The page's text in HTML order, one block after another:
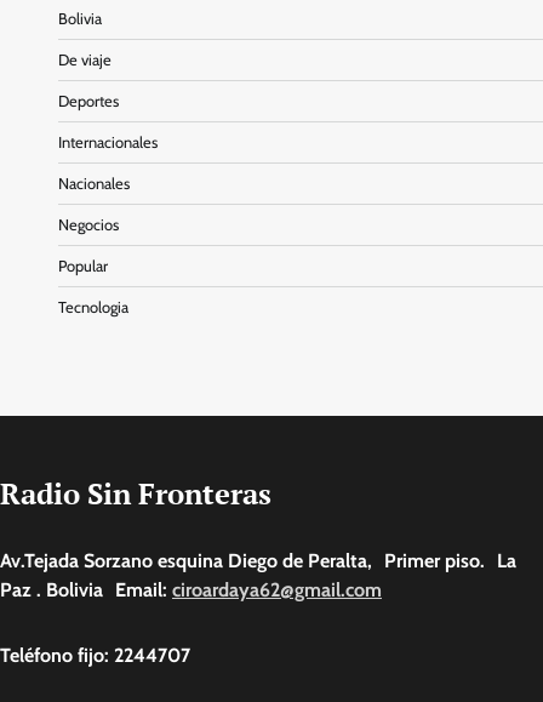
Bolivia
De viaje
Deportes
Internacionales
Nacionales
Negocios
Popular
Tecnologia
Radio Sin Fronteras
Av.Tejada Sorzano esquina Diego de Peralta, Primer piso. La
Paz . Bolivia Email: ciroardaya62@gmail.com
Teléfono fijo: 2244707